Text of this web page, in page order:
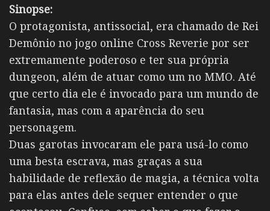
Sinopse:
O protagonista, antissocial, era chamado de Rei
Demônio no jogo online Cross Reverie por ser
extremamente poderoso e ter sua própria
dungeon, além de atuar como um no MMO. Até
que certo dia ele é invocado para um mundo de
fantasia, mas com a aparência do seu
personagem.
Duas garotas invocaram ele para usá-lo como
uma besta escrava, mas graças a sua
habilidade de reflexão de magia, a técnica volta
para elas antes dele sequer entender o que